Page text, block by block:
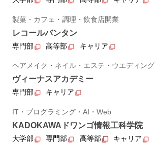
製菓・カフェ・調理・飲食店開業
レコールバンタン
専門部 高等部 キャリア
ヘアメイク・ネイル・エステ・ウエディング
ヴィーナスアカデミー
専門部 キャリア
IT・プログラミング・AI・Web
KADOKAWAドワンゴ情報工科学院
大学部 専門部 高等部 キャリア